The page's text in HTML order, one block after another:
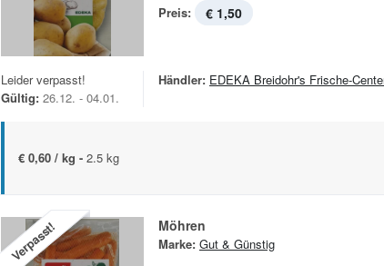
Preis: € 1,50
Leider verpasst!
Gültig: 26.12. - 04.01.
Händler: EDEKA Breidohr's Frische-
€ 0,60 / kg - 2.5 kg
Verpasst! Möhren
Marke: Gut & Günstig